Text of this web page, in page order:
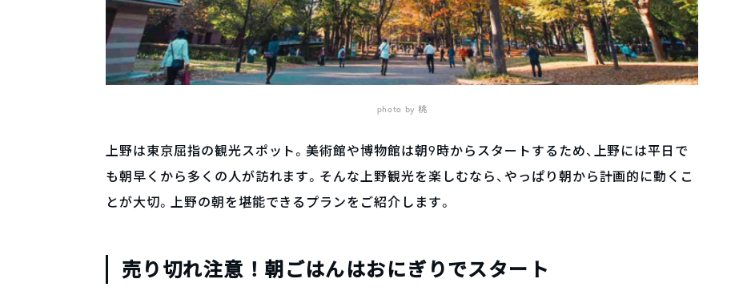
photo by 桃
上野は東京屈指の観光スポット。美術館や博物館は朝9時からスタートするため、上野には平日で
も朝早くから多くの人が訪れます。そんな上野観光を楽しむなら、やっぱり朝から計画的に動くこ
とが大切。上野の朝を堪能できるプランをご紹介します。
売り切れ注意！朝ごはんはおにぎりでスタート